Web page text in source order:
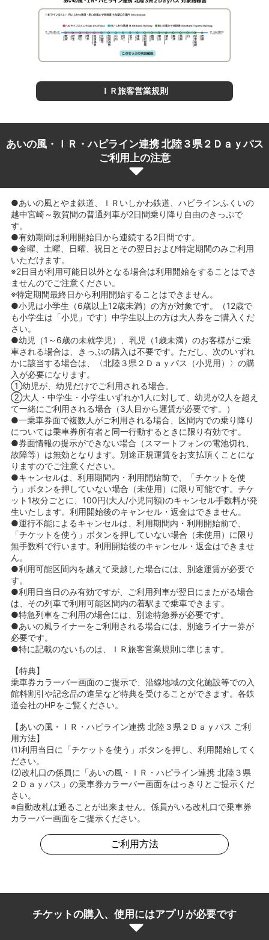
ＩＲ旅客営業規則
あいの風・ＩＲ・ハピライン連携 北陸３県２Ｄａｙパス
ご利用上の注意
●あいの風とやま鉄道、ＩＲいしかわ鉄道、ハピラインふくいの
越中宮崎～敦賀間の普通列車が2日間乗り降り自由のきっぷで
す。
●有効期間は利用開始日から連続する2日間です。
●金曜、土曜、日曜、祝日とその翌日および特定期間のみご利用
いただけます。
※2日目が利用可能日以外となる場合は利用開始をすることはでき
ませんのでご注意ください。
※特定期間最終日から利用開始することはできません。
●小児は小学生（6歳以上12歳未満）の方が対象です。（12歳で
も小学生は「小児」です）中学生以上の方は大人券をご購入くだ
さい。
●幼児（1～6歳の未就学児）、乳児（1歳未満）のお客様がご乗
車される場合は、きっぷの購入は不要です。ただし、次のいずれ
かに該当する場合は、〈北陸３県２Ｄａｙパス（小児用）〉の購
入が必要になります。
①幼児が、幼児だけでご利用される場合。
②大人・中学生・小学生いずれか1人に対して、幼児が2人を超え
て一緒にご利用される場合（3人目から運賃が必要です。）
●一乗車券面で複数人がご利用される場合、区間内での乗り降り
については乗車券所有者と同一行動するときに限り有効です。
●券面情報の提示ができない場合（スマートフォンの電池切れ、
故障等）は無効となります。別途正規運賃をお支払頂くことにな
りますのでご注意ください。
●キャンセルは、利用期間内・利用開始前で、「チケットを使
う」ボタンを押していない場合（未使用）に限り可能です。チケ
ット1枚分ごとに、100円(大人/小児同額)のキャンセル手数料が発
生いたします。利用開始後のキャンセル・返金はできません。
●運行不能によるキャンセルは、利用期間内・利用開始前で、
「チケットを使う」ボタンを押していない場合（未使用）に限り
無手数料で行います。利用開始後のキャンセル・返金はできませ
ん。
●利用可能区間内を越えて乗越した場合には、別途運賃が必要で
す。
●利用日当日のみ有効ですが、ご利用列車が翌日にまたがる場合
は、その列車で利用可能区間内の着駅まで乗車できます。
●特急列車をご利用の場合には、別途特急券が必要です。
●あいの風ライナーをご利用される場合には、別途ライナー券が
必要です。
●特に記載のないものは、ＩＲ旅客営業規則に準じます。
【特典】
乗車券カラーバー画面のご提示で、沿線地域の文化施設等での入
館料割引や記念品の進呈など特典を受けることができます。各鉄
道会社のHPをご覧ください。
【あいの風・ＩＲ・ハピライン連携 北陸３県２Ｄａｙパス ご利
用方法】
(1)利用当日に「チケットを使う」ボタンを押し、利用開始してく
ださい。
(2)改札口の係員に「あいの風・ＩＲ・ハピライン連携 北陸３県
２Ｄａｙパス」の乗車券カラーバー画面をはっきりとご提示くだ
さい。
※自動改札は通ることが出来ません。係員がいる改札口で乗車券
カラーバー画面をご提示ください。
ご利用方法
チケットの購入、使用にはアプリが必要です